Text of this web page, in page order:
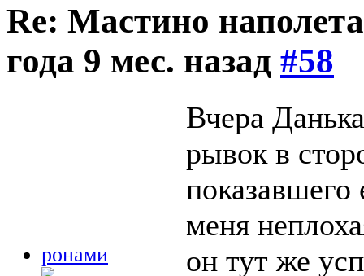
Re: Мастино
года 9 мес. назад #58
ронами
Вчера
рывок в
меня
он тут же